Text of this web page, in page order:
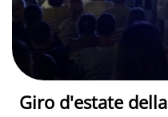
Giro d'estate